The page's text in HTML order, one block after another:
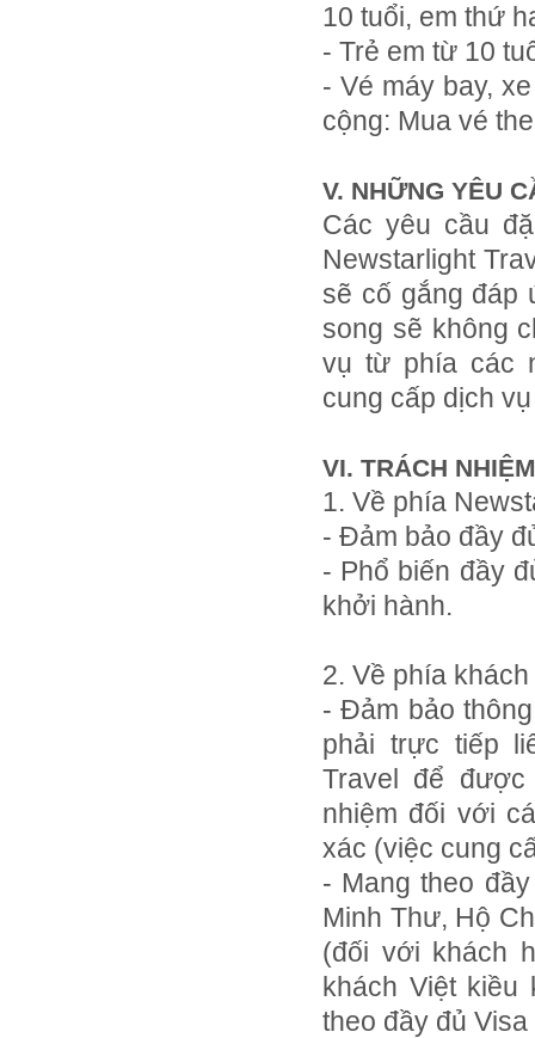
10 tuổi, em thứ
- Trẻ em từ 10
- Vé máy bay,
cộng: Mua vé
V. NHỮNG YÊU
Các yêu cầu
Newstarlight
sẽ cố gắng đáp
song sẽ không
vụ từ phía các
cung cấp dịch
VI. TRÁCH
1. Về phía
- Đảm bảo đầy
- Phổ biến đầy
khởi hành.
2. Về phía
- Đảm bảo
phải trực tiếp
Travel để được
nhiệm đối với
xác (việc cung
- Mang theo
Minh Thư, Hộ
(đối với khách
khách Việt kiều
theo đầy đủ